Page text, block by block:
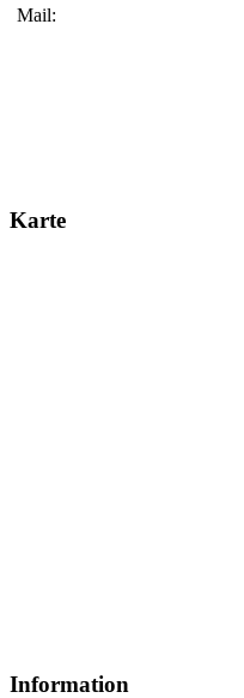
Mail:
Karte
Information